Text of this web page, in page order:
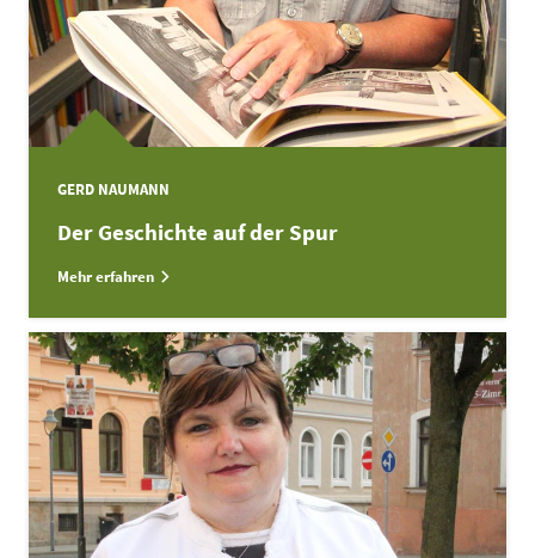
GERD NAUMANN
Der Geschichte auf der Spur
Mehr erfahren